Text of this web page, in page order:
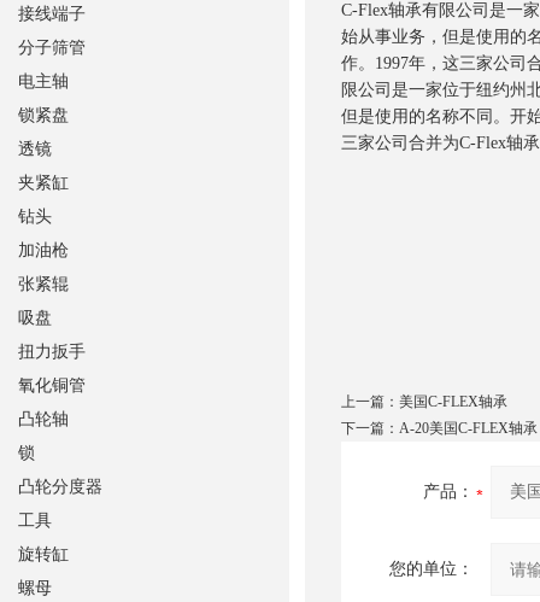
C-Flex轴承有限公司是一
始从事业务，但是使用的
作。1997年，这三家公司
限公司是一家位于纽约州
但是使用的名称不同。开
三家公司合并为C-Flex轴
上一篇： 美国C-FLEX轴承
下一篇： A-20美国C-FLEX轴承
产品：
您的单位：
接线端子
分子筛管
电主轴
锁紧盘
透镜
夹紧缸
钻头
加油枪
张紧辊
吸盘
扭力扳手
氧化铜管
凸轮轴
锁
凸轮分度器
工具
旋转缸
螺母